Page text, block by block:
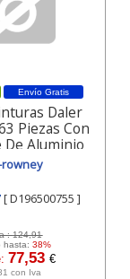
Envío Gratis
Daler
Piezas Con
De Aluminio
rowney
[ D196500755 ]
:124,91
hasta:38%
77,53 €
con Iva